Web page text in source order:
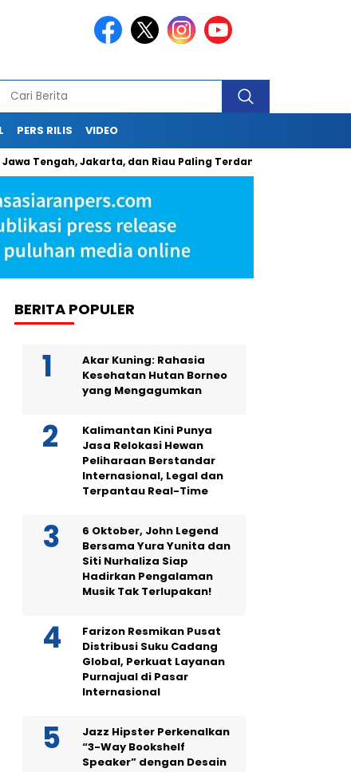
PERS RILIS VIDEO
Tengah, Jakarta, dan Riau Paling Terdampak
BERITA POPULER
Akar Kuning: Rahasia
Kesehatan Hutan Borneo
yang Mengagumkan
Kalimantan Kini Punya
Jasa Relokasi Hewan
Peliharaan Berstandar
Internasional, Legal dan
Terpantau Real-Time
6 Oktober, John Legend
Bersama Yura Yunita dan
Siti Nurhaliza Siap
Hadirkan Pengalaman
Musik Tak Terlupakan!
Farizon Resmikan Pusat
Distribusi Suku Cadang
Global, Perkuat Layanan
Purnajual di Pasar
Internasional
Jazz Hipster Perkenalkan
“3-Way Bookshelf
Speaker” dengan Desain